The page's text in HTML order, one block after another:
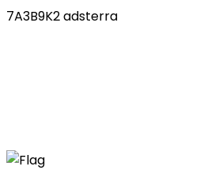
7A3B9K2 adsterra